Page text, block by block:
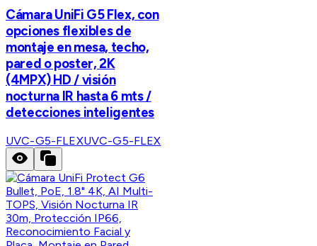
Cámara UniFi G5 Flex, con
opciones flexibles de
montaje en mesa, techo,
pared o poster, 2K
(4MPX) HD / visión
nocturna IR hasta 6 mts /
detecciones inteligentes
UVC-G5-FLEXUVC-G5-FLEX